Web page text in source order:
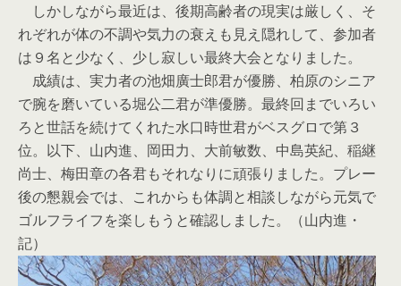
しかしながら最近は、後期高齢者の現実は厳しく、そ
れぞれが体の不調や気力の衰えも見え隠れして、参加者
は９名と少なく、少し寂しい最終大会となりました。
成績は、実力者の池畑廣士郎君が優勝、柏原のシニア
で腕を磨いている堀公二君が準優勝。最終回までいろい
ろと世話を続けてくれた水口時世君がベスグロで第３
位。以下、山内進、岡田力、大前敏数、中島英紀、稲継
尚士、梅田章の各君もそれなりに頑張りました。プレー
後の懇親会では、これからも体調と相談しながら元気で
ゴルフライフを楽しもうと確認しました。（山内進・
記）